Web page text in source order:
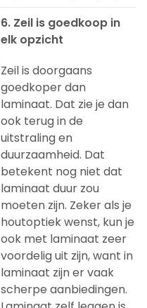
6. Zeil is goedkoop in
elk opzicht
Zeil is doorgaans
goedkoper dan
laminaat. Dat zie je dan
ook terug in de
uitstraling en
duurzaamheid. Dat
betekent nog niet dat
laminaat duur zou
moeten zijn. Zeker als je
houtoptiek wenst, kun je
ook met laminaat zeer
voordelig uit zijn, want in
laminaat zijn er vaak
scherpe aanbiedingen.